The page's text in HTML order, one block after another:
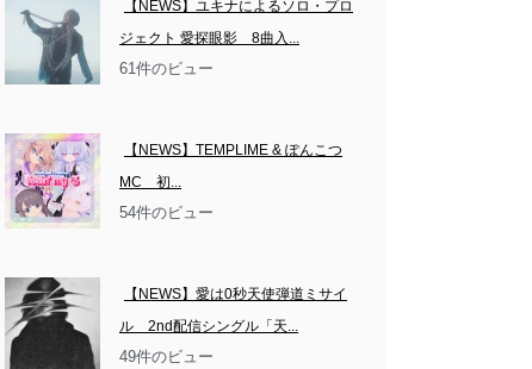
【NEWS】ユキナによるソロ・プロ
ジェクト 愛探眼影　8曲入...
61件のビュー
【NEWS】TEMPLIME & ぽんこつ
MC　初...
54件のビュー
【NEWS】愛は0秒天使弾道ミサイ
ル　2nd配信シングル「天...
49件のビュー